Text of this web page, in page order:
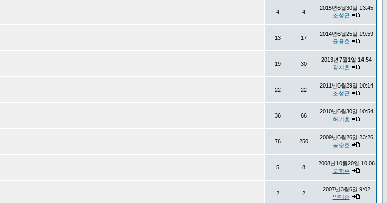
4 4
2015년6월30일 13:45
조성근
13 17
2014년6월25일 19:59
윤용호
19 30
2013년7월1일 14:54
강지훈
22 22
2011년6월29일 10:14
조성근
36 66
2010년6월30일 10:54
허기홍
76 250
2009년6월26일 23:26
공순호
5 8
2008년10월20일 10:06
오학주
2 2
2007년3월6일 9:02
박대준